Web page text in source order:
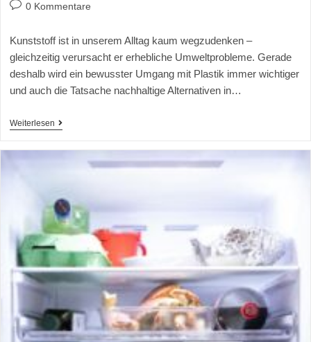
0 Kommentare
Kunststoff ist in unserem Alltag kaum wegzudenken –
gleichzeitig verursacht er erhebliche Umweltprobleme. Gerade
deshalb wird ein bewusster Umgang mit Plastik immer wichtiger
und auch die Tatsache nachhaltige Alternativen in…
Weiterlesen